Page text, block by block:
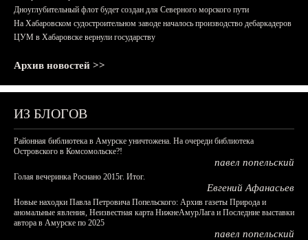
Дноуглубительный флот будет создан для Северного морского пути
На Хабаровском судостроительном заводе началось производство дебаркадеров
ЦУМ в Хабаровске вернули государству
Архив новостей >>
ИЗ БЛОГОВ
Районная библиотека в Амурске уничтожена. На очереди библиотека
Островского в Комсомольске?!
павел попельский
Голая вечеринка Роснано 2015г. Итог.
Евгений Афанасьев
Новые находки Павла Петровича Попельского: Архив газеты Природа и
аномальные явления, Неизвестная карта НижнеАмурЛага и Последние выставки
автора в Амурске по 2025
павел попельский